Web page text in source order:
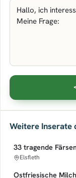
Weitere Inserate
33 tragende
Elsfleth
Ostfriesische